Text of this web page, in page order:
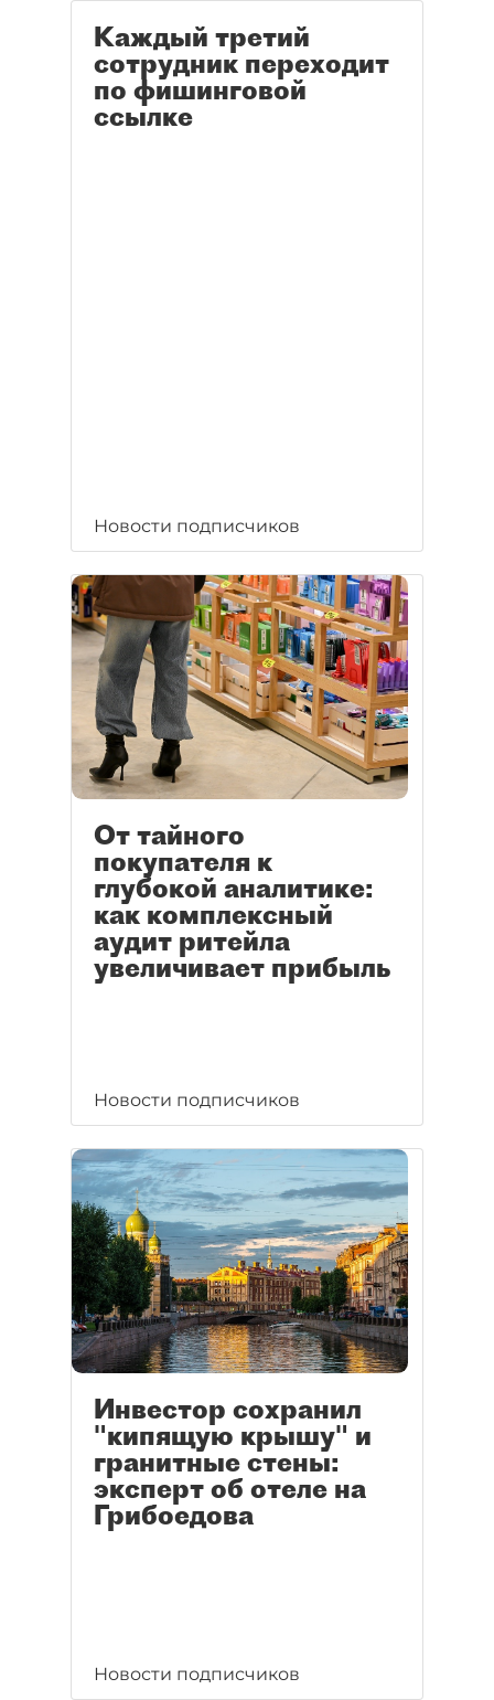
Каждый третий
сотрудник переходит
по фишинговой
ссылке
Новости подписчиков
От тайного
покупателя к
глубокой аналитике:
как комплексный
аудит ритейла
увеличивает прибыль
Новости подписчиков
Инвестор сохранил
"кипящую крышу" и
гранитные стены:
эксперт об отеле на
Грибоедова
Новости подписчиков